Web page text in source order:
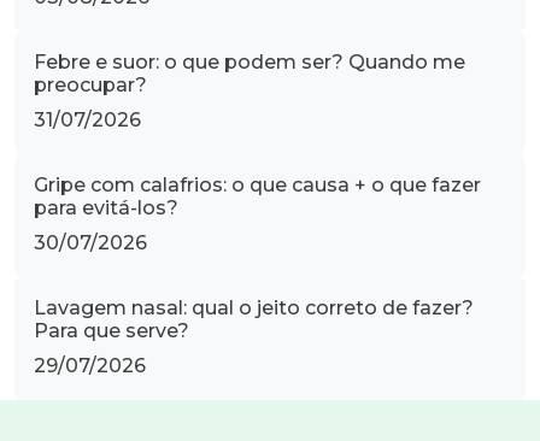
Febre e suor: o que podem ser? Quando me
preocupar?
31/07/2026
Gripe com calafrios: o que causa + o que fazer
para evitá-los?
30/07/2026
Lavagem nasal: qual o jeito correto de fazer?
Para que serve?
29/07/2026